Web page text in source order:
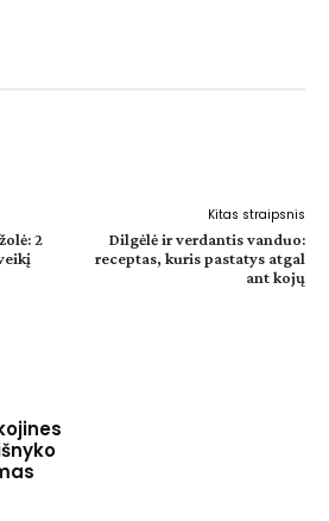
2
Kitas straipsnis
Dilgėlė ir verdantis vanduo:
receptas, kuris pastatys atgal
ant kojų